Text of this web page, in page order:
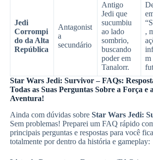
Jedi
Corrompi
do da Alta
República
Antagonist
a
secundário
Antigo
Jedi que
sucumbiu
ao lado
sombrio,
buscando
poder em
Tanalorr.
,
m
Star Wars Jedi: Survivor – FAQs:
Todas as Suas Perguntas Sobre a Força e a
Aventura!
Ainda com dúvidas sobre Star Wars Jedi:
Sem problemas! Preparei um FAQ rápido
principais perguntas e respostas para você
totalmente por dentro da história e gameplay: